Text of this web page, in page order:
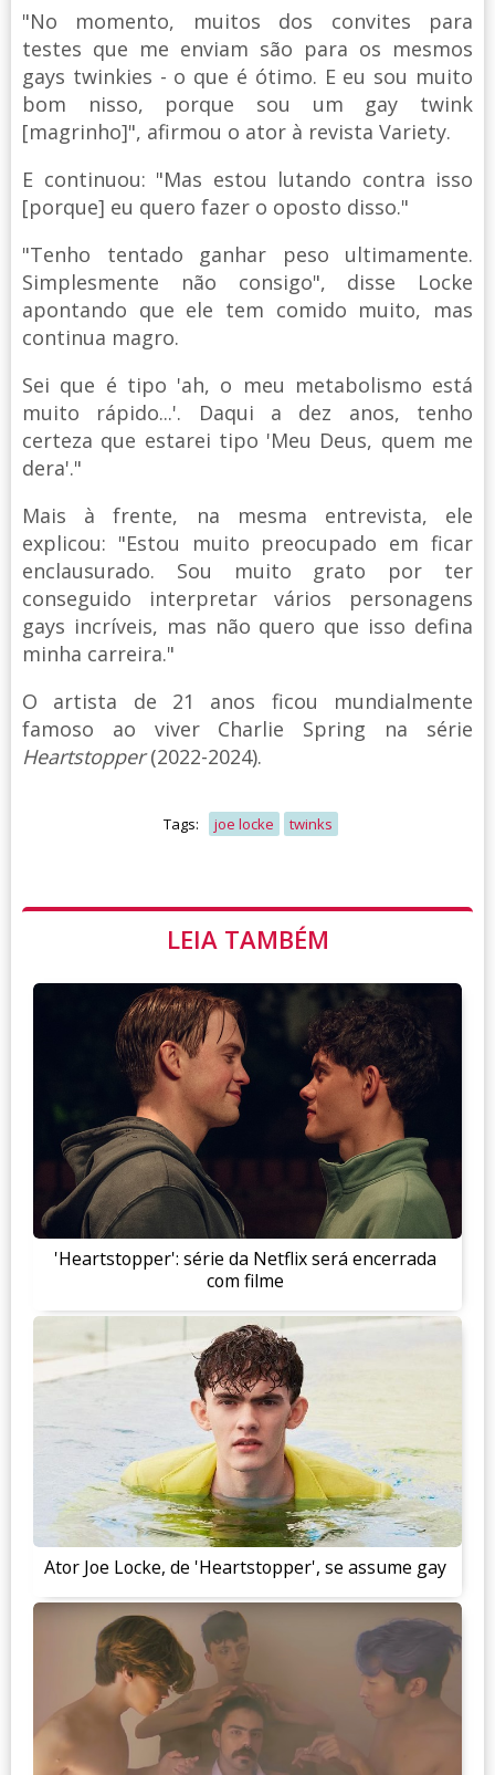
"No momento, muitos dos convites para
testes que me enviam são para os mesmos
gays twinkies - o que é ótimo. E eu sou muito
bom nisso, porque sou um gay twink
[magrinho]", afirmou o ator à revista Variety.
E continuou: "Mas estou lutando contra isso
[porque] eu quero fazer o oposto disso."
"Tenho tentado ganhar peso ultimamente.
Simplesmente não consigo", disse Locke
apontando que ele tem comido muito, mas
continua magro.
Sei que é tipo 'ah, o meu metabolismo está
muito rápido...'. Daqui a dez anos, tenho
certeza que estarei tipo 'Meu Deus, quem me
dera'."
Mais à frente, na mesma entrevista, ele
explicou: "Estou muito preocupado em ficar
enclausurado. Sou muito grato por ter
conseguido interpretar vários personagens
gays incríveis, mas não quero que isso defina
minha carreira."
O artista de 21 anos ficou mundialmente
famoso ao viver Charlie Spring na série
Heartstopper(2022-2024).
Tags: joe locke twinks
LEIA TAMBÉM
'Heartstopper': série da Netflix será encerrada
com filme
Ator Joe Locke, de 'Heartstopper', se assume gay